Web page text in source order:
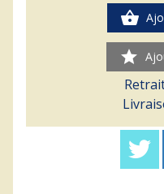
shopping_basket
star